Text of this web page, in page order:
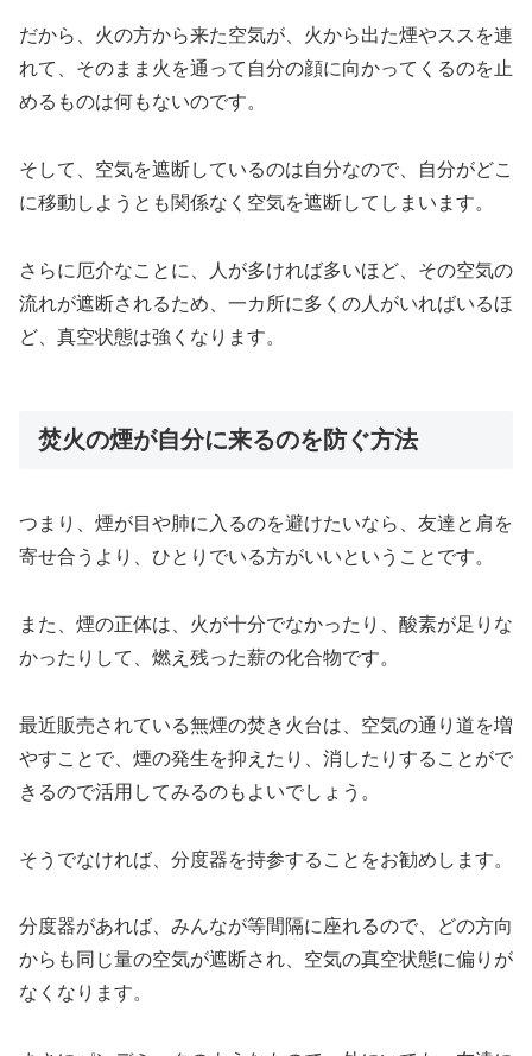
だから、火の方から来た空気が、火から出た煙やススを連
れて、そのまま火を通って自分の顔に向かってくるのを止
めるものは何もないのです。
そして、空気を遮断しているのは自分なので、自分がどこ
に移動しようとも関係なく空気を遮断してしまいます。
さらに厄介なことに、人が多ければ多いほど、その空気の
流れが遮断されるため、一カ所に多くの人がいればいるほ
ど、真空状態は強くなります。
焚火の煙が自分に来るのを防ぐ方法
つまり、煙が目や肺に入るのを避けたいなら、友達と肩を
寄せ合うより、ひとりでいる方がいいということです。
また、煙の正体は、火が十分でなかったり、酸素が足りな
かったりして、燃え残った薪の化合物です。
最近販売されている無煙の焚き火台は、空気の通り道を増
やすことで、煙の発生を抑えたり、消したりすることがで
きるので活用してみるのもよいでしょう。
そうでなければ、分度器を持参することをお勧めします。
分度器があれば、みんなが等間隔に座れるので、どの方向
からも同じ量の空気が遮断され、空気の真空状態に偏りが
なくなります。